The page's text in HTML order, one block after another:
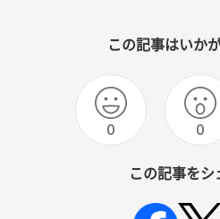
この記事はいか
0 0
この記事をシ